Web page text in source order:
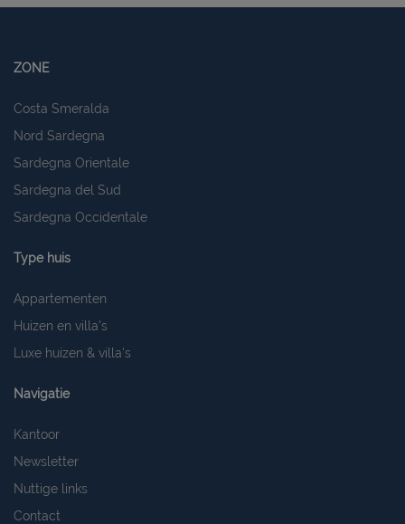
ZONE
Costa Smeralda
Nord Sardegna
Sardegna Orientale
Sardegna del Sud
Sardegna Occidentale
Type huis
Appartementen
Huizen en villa's
Luxe huizen & villa's
Navigatie
Kantoor
Newsletter
Nuttige links
Contact